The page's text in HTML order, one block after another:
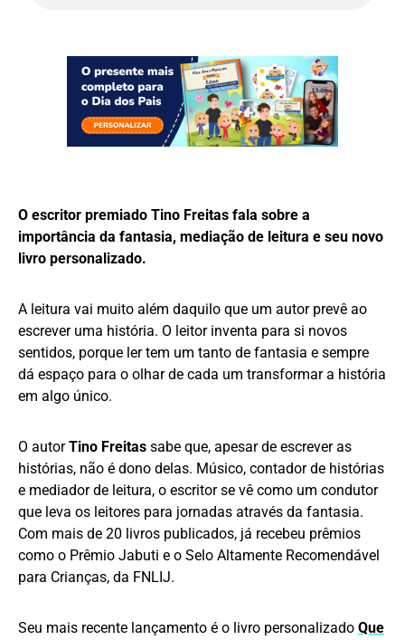
O escritor premiado Tino Freitas fala sobre a
importância da fantasia, mediação de leitura e seu novo
livro personalizado.
A leitura vai muito além daquilo que um autor prevê ao
escrever uma história. O leitor inventa para si novos
sentidos, porque ler tem um tanto de fantasia e sempre
dá espaço para o olhar de cada um transformar a história
em algo único.
O autorTino Freitas sabe que, apesar de escrever as
histórias, não é dono delas. Músico, contador de histórias
e mediador de leitura, o escritor se vê como um condutor
que leva os leitores para jornadas através da fantasia.
Com mais de 20 livros publicados, já recebeu prêmios
como o Prêmio Jabuti e o Selo Altamente Recomendável
para Crianças, da FNLIJ.
Seu mais recente lançamento é o livro personalizado Que